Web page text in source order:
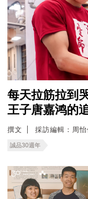
每天拉筋拉到
王子唐嘉鸿的
撰文 採訪編輯：周
誠品30週年